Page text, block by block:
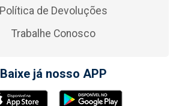
Política de Devoluções
Trabalhe Conosco
Baixe já nosso APP